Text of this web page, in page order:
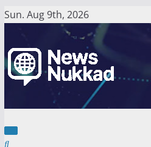
Skip
content
Sun. Aug 9th, 2026